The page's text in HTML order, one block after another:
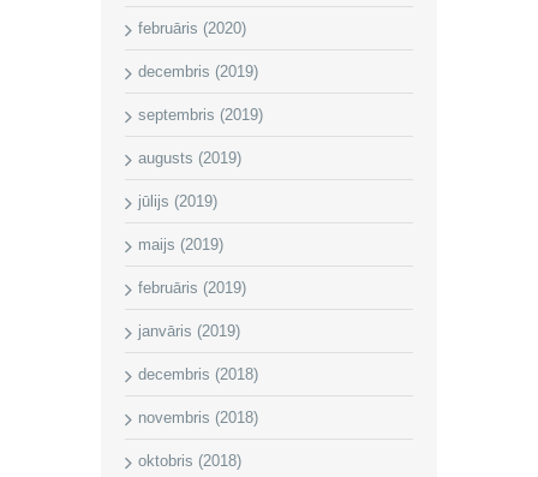
februāris (2020)
decembris (2019)
septembris (2019)
augusts (2019)
jūlijs (2019)
maijs (2019)
februāris (2019)
janvāris (2019)
decembris (2018)
novembris (2018)
oktobris (2018)